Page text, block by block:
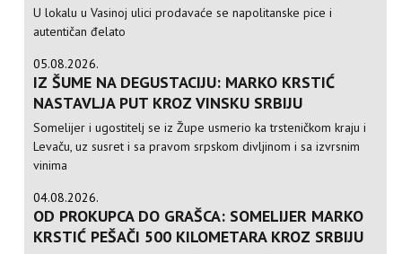
U lokalu u Vasinoj ulici prodavaće se napolitanske pice i
autentičan đelato
05.08.2026.
IZ ŠUME NA DEGUSTACIJU: MARKO KRSTIĆ
NASTAVLJA PUT KROZ VINSKU SRBIJU
Somelijer i ugostitelj se iz Župe usmerio ka trsteničkom kraju i
Levaču, uz susret i sa pravom srpskom divljinom i sa izvrsnim
vinima
04.08.2026.
OD PROKUPCA DO GRAŠCA: SOMELIJER MARKO
KRSTIĆ PEŠAČI 500 KILOMETARA KROZ SRBIJU